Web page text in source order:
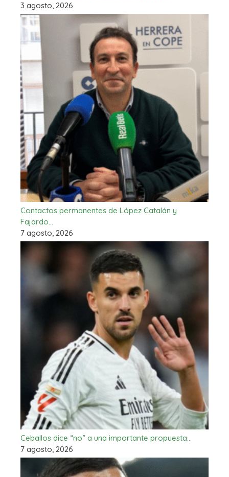
3 agosto, 2026
Contactos permanentes de López Catalán y
Fajardo…
7 agosto, 2026
Ceballos dice “no” a una importante propuesta…
7 agosto, 2026